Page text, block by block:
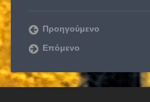
Προηγούμενο
Επόμενο